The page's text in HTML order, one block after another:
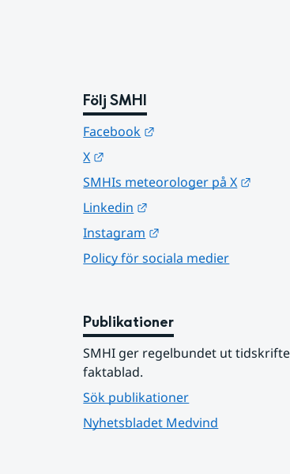
Följ SMHI
Facebook
X
SMHIs meteorologer på X
Linkedin
Instagram
Policy för sociala medier
Publikationer
SMHI ger regelbundet ut
faktablad.
Sök publikationer
Nyhetsbladet Medvind